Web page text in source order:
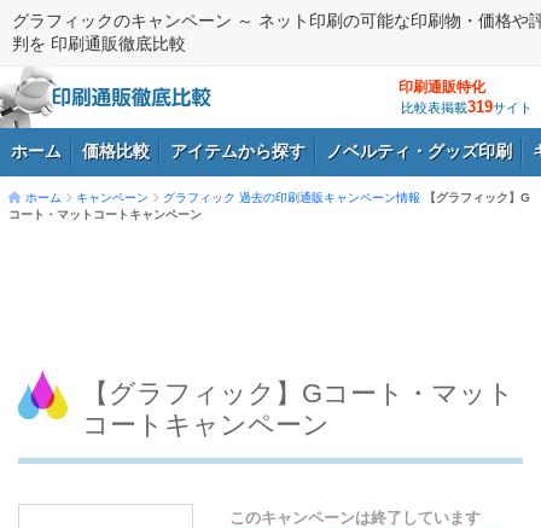
グラフィックのキャンペーン ～ ネット印刷の可能な印刷物・価格や
判を 印刷通販徹底比較
印刷通販特化
比較表掲載319サイト
ホーム 価格比較 アイテムから探す ノベルティ・グッズ印刷
ホーム キャンペーン グラフィック 過去の印刷通販キャンペーン情報
【グラフィック】G
コート・マットコートキャンペーン
【グラフィック】Gコート・マット
コートキャンペーン
このキャンペーンは終了しています